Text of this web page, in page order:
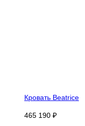
Кровать Beatrice
465 190 ₽